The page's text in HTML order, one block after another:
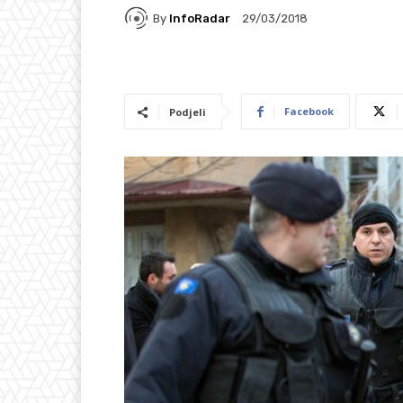
By InfoRadar 29/03/2018
Podjeli Facebook